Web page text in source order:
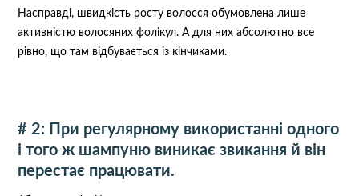
Насправді, швидкість росту волосся обумовлена лише
активністю волосяних фолікул. А для них абсолютно все
рівно, що там відбувається із кінчиками.
# 2: При регулярному використанні одного
і того ж шампуню виникає звикання й він
перестає працювати.